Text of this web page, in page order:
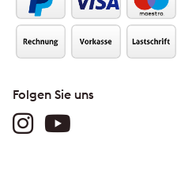
Folgen Sie uns